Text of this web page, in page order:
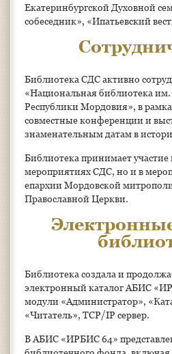
Екатеринбургской Духовной
собеседник», «Ипатьевский
Библиотека СДС активно
«Национальная библиотека
Республики Мордовия», в
совместные конференции и
знаменательным датам в
Библиотека принимает участие
мероприятиях СДС, но и в
епархии Мордовской
Православной Церкви.
Библиотека создала и
электронный каталог АБИС
модули «Администратор»,
«Читатель», ТСР/IP сервер.
В АБИС «ИРБИС 64»